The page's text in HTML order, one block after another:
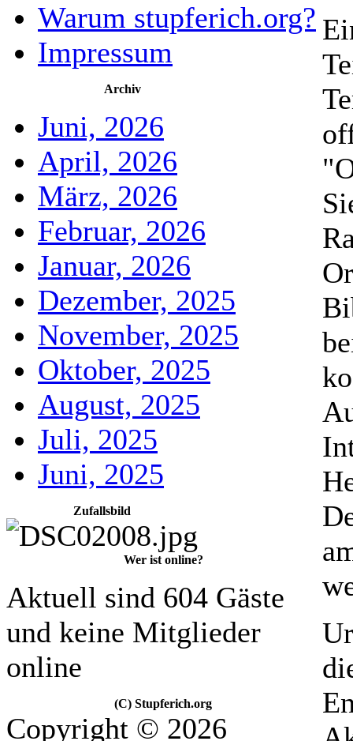
Warum stupferich.org?
Impressum
Archiv
Juni, 2026
April, 2026
März, 2026
Februar, 2026
Januar, 2026
Dezember, 2025
November, 2025
Oktober, 2025
August, 2025
Juli, 2025
Juni, 2025
Zufallsbild
Wer ist online?
Aktuell sind 604 Gäste
und keine Mitglieder
online
(C) Stupferich.org
Copyright © 2026